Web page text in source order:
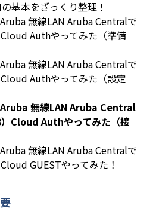
基本をざっくり整理！
無線LAN Aruba Centralで
Authやってみた（準備
無線LAN Aruba Centralで
Authやってみた（設定
無線LAN Aruba Central
Cloud Authやってみた（接
無線LAN Aruba Centralで
GUESTやってみた！